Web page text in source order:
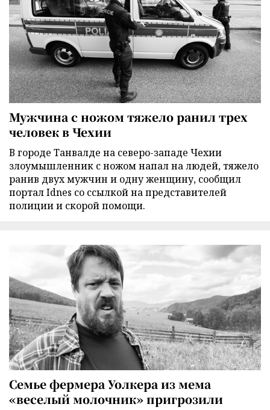
Мужчина с ножом тяжело ранил трех
человек в Чехии
В городе Танвалде на северо-западе Чехии
злоумышленник с ножом напал на людей, тяжело
ранив двух мужчин и одну женщину, сообщил
портал Idnes со ссылкой на представителей
полиции и скорой помощи.
Семье фермера Уолкера из мема
«веселый молочник» пригрозили